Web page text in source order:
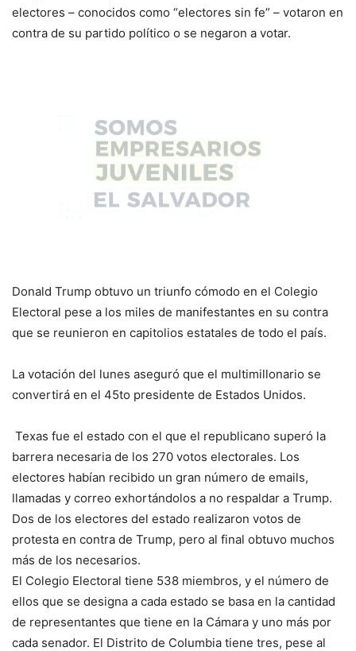
electores – conocidos como “electores sin fe” – votaron en
contra de su partido político o se negaron a votar.
Donald Trump obtuvo un triunfo cómodo en el Colegio
Electoral pese a los miles de manifestantes en su contra
que se reunieron en capitolios estatales de todo el país.
La votación del lunes aseguró que el multimillonario se
convertirá en el 45to presidente de Estados Unidos.
Texas fue el estado con el que el republicano superó la
barrera necesaria de los 270 votos electorales. Los
electores habían recibido un gran número de emails,
llamadas y correo exhortándolos a no respaldar a Trump.
Dos de los electores del estado realizaron votos de
protesta en contra de Trump, pero al final obtuvo muchos
más de los necesarios.
El Colegio Electoral tiene 538 miembros, y el número de
ellos que se designa a cada estado se basa en la cantidad
de representantes que tiene en la Cámara y uno más por
cada senador. El Distrito de Columbia tiene tres, pese al